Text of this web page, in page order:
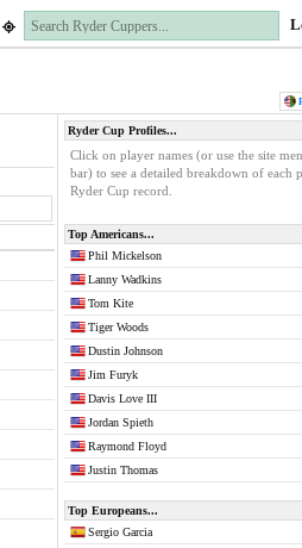
Ryder Cup Profiles...
Click on player names (or use the site
bar) to see a detailed breakdown of each
Ryder Cup record.
Top Americans...
Phil Mickelson
Lanny Wadkins
Tom Kite
Tiger Woods
Dustin Johnson
Jim Furyk
Davis Love III
Jordan Spieth
Raymond Floyd
Justin Thomas
Top Europeans...
Sergio Garcia